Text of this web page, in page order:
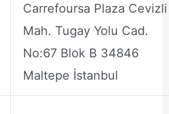
Carrefoursa Plaza Cevizli
Mah. Tugay Yolu Cad.
No:67 Blok B 34846
Maltepe İstanbul